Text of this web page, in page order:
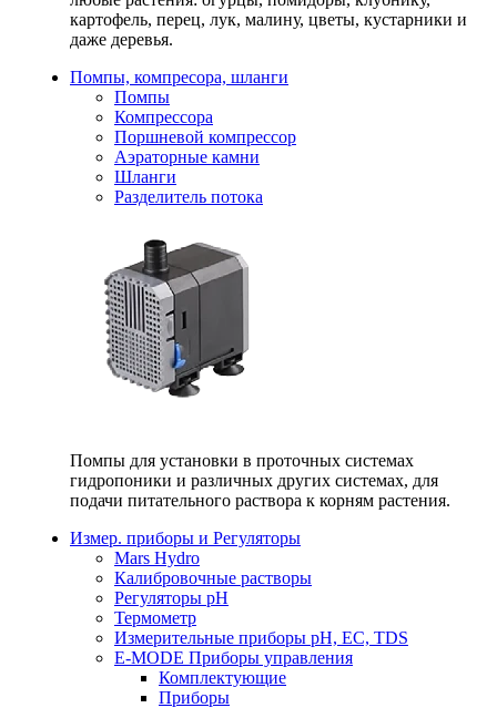
картофель, перец, лук, малину, цветы, кустарники и
даже деревья.
Помпы, компресора, шланги
Помпы
Компрессора
Поршневой компрессор
Аэраторные камни
Шланги
Разделитель потока
Помпы для установки в проточных системах
гидропоники и различных других системах, для
подачи питательного раствора к корням растения.
Измер. приборы и Регуляторы
Mars Hydro
Калибровочные растворы
Регуляторы рН
Термометр
Измерительные приборы pH, EC, TDS
E-MODE Приборы управления
Комплектующие
Приборы